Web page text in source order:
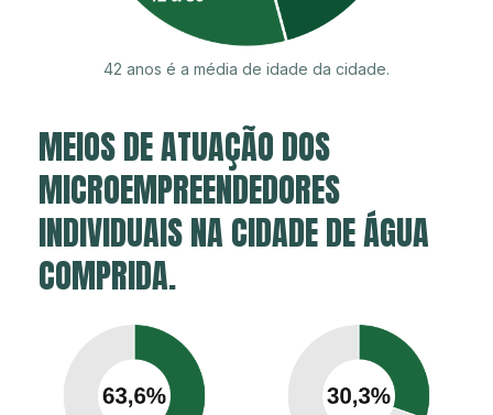
42 anos é a média de idade da cidade.
MEIOS DE ATUAÇÃO DOS
MICROEMPREENDEDORES
INDIVIDUAIS NA CIDADE DE ÁGUA
COMPRIDA.